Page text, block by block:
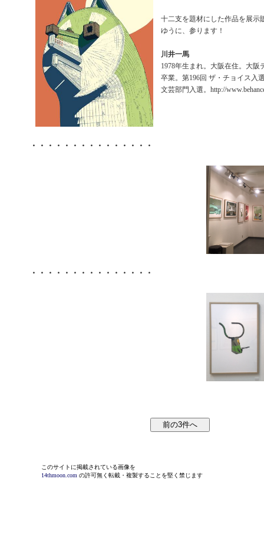
十二支を題材にした作品を展示
ゆうに、参ります！
川井一馬
1978年生まれ。大阪在住。大阪
卒業。第196回 ザ・チョイス入
文芸部門入選。http://
・・・・・・・・・・・・・・・
・・・・・・・・・・・・・・・
このサイトに掲載されている画像を
14thmoon.com の許可無く転載・複製することを堅く禁じます